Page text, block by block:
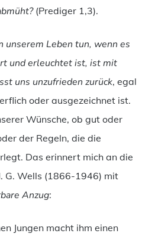
(Prediger 1,3).
unserem Leben tun, wenn es
und erleuchtet ist, ist mit
uns unzufrieden zurück, egal
oder ausgezeichnet ist.
Wünsche, ob gut oder
der Regeln, die die
Das erinnert mich an die
G. Wells (1866-1946) mit
Anzug:
Jungen macht ihm einen